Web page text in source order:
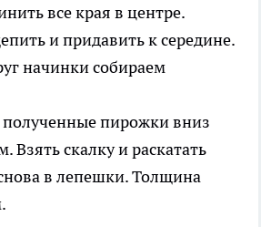
все края в центре.
и придавить к середине.
пирожки вниз
Взять скалку и раскатать
в лепешки. Толщина